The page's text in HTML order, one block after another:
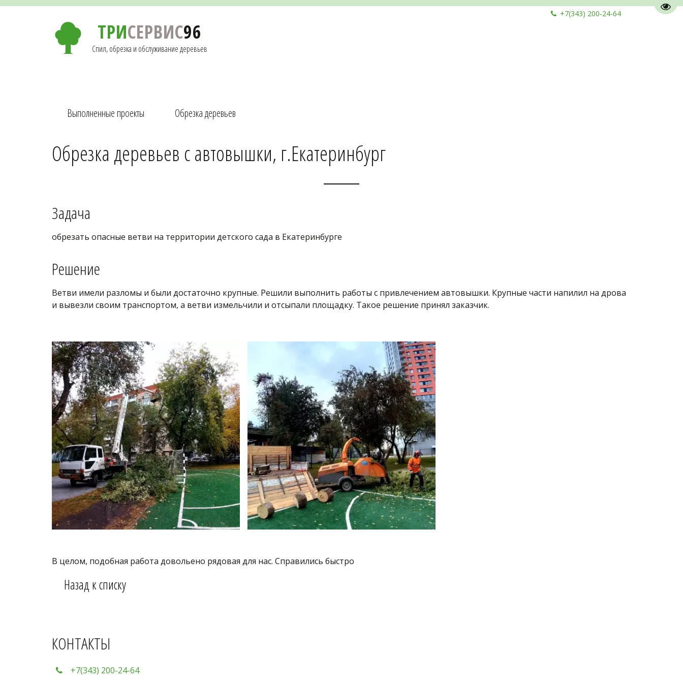
ТРИСЕРВИС96
Спил, обрезка и обслуживание деревьев
+7(343) 200-24-64
Выполненные проекты Обрезка деревьев
Обрезка деревьев с автовышки, г.Екатеринбург
Задача
обрезать опасные ветви на территории детского сада в Екатеринбурге
Решение
Ветви имели разломы и были достаточно крупные. Решили выполнить работы с привлечением автовышки. Крупные части напилил на дрова
и вывезли своим транспортом, а ветви измельчили и отсыпали площадку. Такое решение принял заказчик.
В целом, подобная работа довольено рядовая для нас. Справились быстро
Назад к списку
КОНТАКТЫ
+7(343) 200-24-64